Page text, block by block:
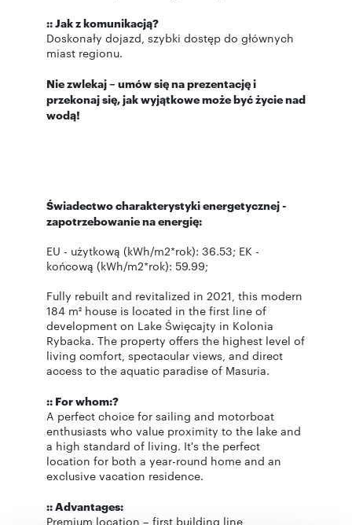
:: Jak z komunikacją?
Doskonały dojazd, szybki dostęp do głównych
miast regionu.
Nie zwlekaj – umów się na prezentację i
przekonaj się, jak wyjątkowe może być życie nad
wodą!
Świadectwo charakterystyki energetycznej -
zapotrzebowanie na energię:
EU - użytkową (kWh/m2*rok): 36.53; EK -
końcową (kWh/m2*rok): 59.99;
Fully rebuilt and revitalized in 2021, this modern
184 m² house is located in the first line of
development on Lake Święcajty in Kolonia
Rybacka. The property offers the highest level of
living comfort, spectacular views, and direct
access to the aquatic paradise of Masuria.
:: For whom:?
A perfect choice for sailing and motorboat
enthusiasts who value proximity to the lake and
a high standard of living. It's the perfect
location for both a year-round home and an
exclusive vacation residence.
:: Advantages:
Premium location – first building line,